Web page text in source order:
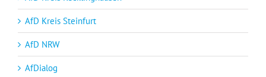
AfD Kreis Steinfurt
AfD NRW
AfDialog